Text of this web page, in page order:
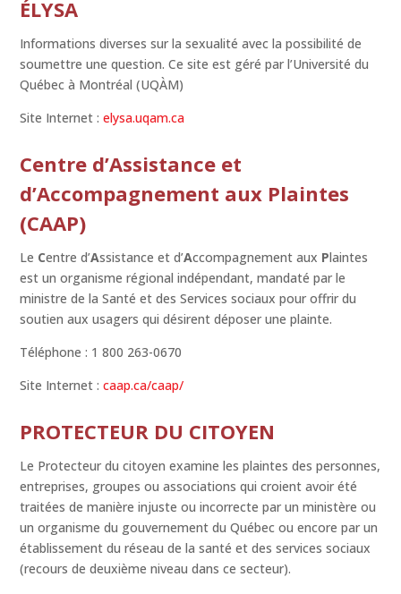
ÉLYSA
Informations diverses sur la sexualité avec la possibilité de
soumettre une question. Ce site est géré par l’Université du
Québec à Montréal (UQÀM)
Site Internet :elysa.uqam.ca
Centre d’Assistance et
d’Accompagnement aux Plaintes
(CAAP)
Le Centre d’Assistance et d’Accompagnement aux Plaintes
est un organisme régional indépendant, mandaté par le
ministre de la Santé et des Services sociaux pour offrir du
soutien aux usagers qui désirent déposer une plainte.
Téléphone : 1 800 263-0670
Site Internet :caap.ca/caap/
PROTECTEUR DU CITOYEN
Le Protecteur du citoyen examine les plaintes des personnes,
entreprises, groupes ou associations qui croient avoir été
traitées de manière injuste ou incorrecte par un ministère ou
un organisme du gouvernement du Québec ou encore par un
établissement du réseau de la santé et des services sociaux
(recours de deuxième niveau dans ce secteur).